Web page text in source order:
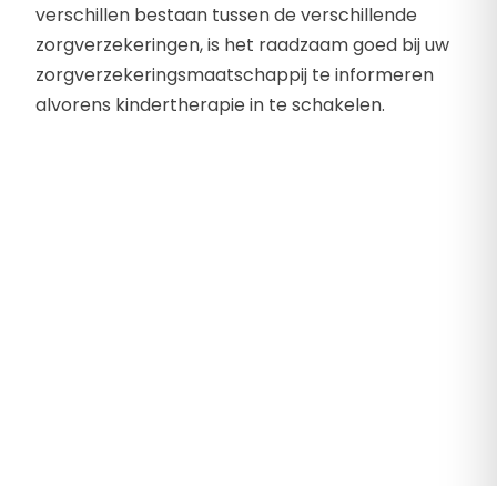
verschillen bestaan tussen de verschillende
zorgverzekeringen, is het raadzaam goed bij uw
zorgverzekeringsmaatschappij te informeren
alvorens kindertherapie in te schakelen.